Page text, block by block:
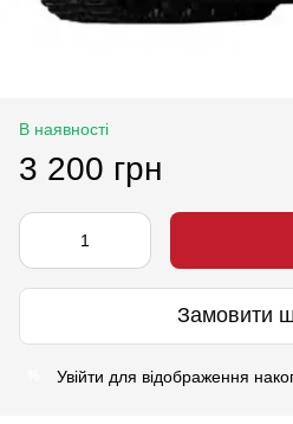
В наявності
3 200 грн
Замовити
Увійти для відображення